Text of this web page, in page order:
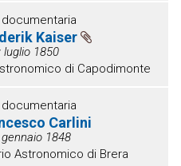
documentaria
Kaiser
luglio 1850
di Capodimonte
documentaria
Carlini
gennaio 1848
Astronomico di Brera